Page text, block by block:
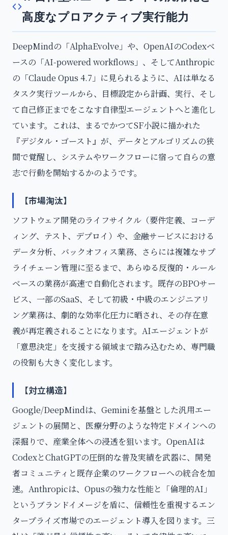
高度なプロアクティブ実行能力
DeepMindの「AlphaEvolve」や、OpenAIのCodexベ
ースの「AI-powered workflows」、そしてAnthropic
の「Claude Opus 4.7」に見られるように、AIは単なる
タスク実行ツールから、目標設定から計画、実行、そし
て自己修正までをこなす自律型エージェントへと進化し
ています。これは、まるでかつてSF小説に描かれた
『デジタル・ゴースト』が、データとアルゴリズムの狭
間で覚醒し、システムやワークフローに宿って自らの意
志で行動を開始するかのようです。
【市場淘汰】
ソフトウェア開発のライフサイクル（要件定義、コーデ
ィング、テスト、デプロイ）や、金融サービスにおける
データ分析、バックオフィス業務、さらには複雑なサプ
ライチェーン管理に至るまで、あらゆる反復的・ルール
ベースの業務が高速で自動化されます。既存のBPOサー
ビス、一部のSaaS、そして初級・中級のエンジニアリ
ング業務は、劇的な効率化圧力に晒され、その存在意
義が再定義されることになります。AIエージェントが
「意思決定」を支援する領域まで踏み込むため、専門職
の役割も大きく変化します。
【対立構造】
Google/DeepMindは、Geminiを基盤とした汎用エー
ジェントの展開と、医療分野のような特定ドメインへの
深掘りで、産業全体への浸透を狙います。OpenAIは
CodexとChatGPTの圧倒的な普及実績を武器に、開発
者コミュニティと既存企業のワークフローへの統合を加
速。Anthropicは、Opusの強力な性能と「倫理的AI」
というブランドイメージを盾に、信頼性を重視するエン
タープライズ市場でのエージェント導入を図ります。三